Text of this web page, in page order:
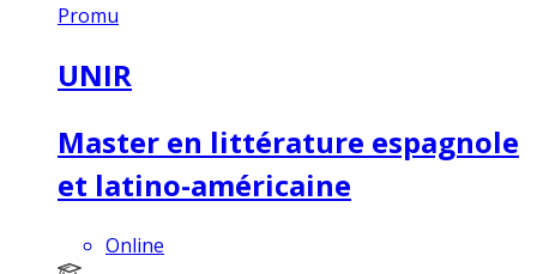
Promu
UNIR
Master en littérature espagnole
et latino-américaine
Online